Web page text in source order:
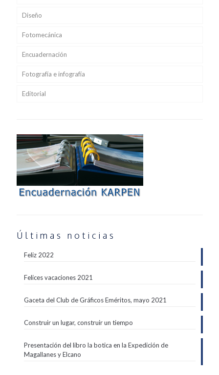
Diseño
Fotomecánica
Encuadernación
Fotografía e infografía
Editorial
Últimas noticias
Feliz 2022
Felices vacaciones 2021
Gaceta del Club de Gráficos Eméritos, mayo 2021
Construir un lugar, construir un tiempo
Presentación del libro la botica en la Expedición de
Magallanes y Elcano